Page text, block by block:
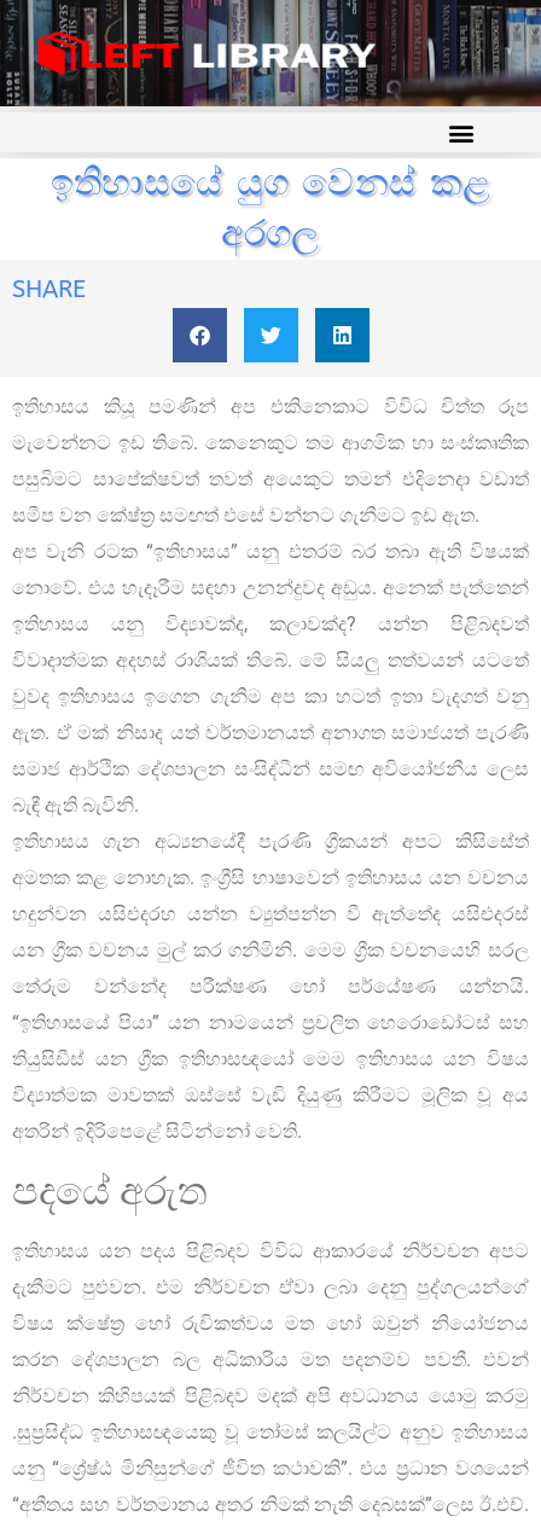
ඉතිහාසයේ යුග වෙනස් කළ
අරගල
SHARE
ඉතිහාසය කියූ පමණින් අප එකිනෙකාට විවිධ චිත්ත රූප
මැවෙන්නට ඉඩ තිබේ. කෙනෙකුට තම ආගමික හා සංස්කෘතික
පසුබිමට සාපේක්ෂවත් තවත් අයෙකුට තමන් එදිනෙදා වඩාත්
සමීප වන කේෂ්ත්‍ර සමඟත් එසේ වන්නට ගැනීමට ඉඩ ඇත.
අප වැනි රටක “ඉතිහාසය” යනු එතරම් බර තබා ඇති විෂයක්
නොවේ. එය හැදෑරීම සඳහා උනන්දුවද අඩුය. අනෙක් පැත්තෙන්
ඉතිහාසය යනු විද්‍යාවක්ද, කලාවක්ද? යන්න පිළිබදවත්
විවාදාත්මක අදහස් රාශියක් තිබේ. මේ සියලු තත්වයන් යටතේ
වුවද ඉතිහාසය ඉගෙන ගැනීම අප කා හටත් ඉතා වැදගත් වනු
ඇත. ඒ මක් නිසාද යත් වර්තමානයත් අනාගත සමාජයත් පැරණි
සමාජ ආර්ථික දේශපාලන සංසිද්ධීන් සමඟ අවියෝජනීය ලෙස
බැඳී ඇති බැවිනි.
ඉතිහාසය ගැන අධ්‍යනයේදී පැරණි ග්‍රීකයන් අපට කිසිසේත්
අමතක කළ නොහැක. ඉංග්‍රීසි භාෂාවෙන් ඉතිහාසය යන වචනය
හදුන්වන යසිඑදරහ යන්න ව්‍යුත්පන්න වී ඇත්තේද යසිඑදරස්
යන ග්‍රීක වචනය මුල් කර ගනිමිනි. මෙම ග්‍රීක වචනයෙහි සරල
තේරුම වන්නේද පරීක්ෂණ හෝ පර්යේෂණ යන්නයි.
“ඉතිහාසයේ පියා” යන නාමයෙන් ප්‍රචලිත හෙරොඩෝටස් සහ
තියුසිඩීස් යන ග්‍රීක ඉතිහාසඥයෝ මෙම ඉතිහාසය යන විෂය
විද්‍යාත්මක මාවතක් ඔස්සේ වැඩි දියුණු කිරීමට මූලික වූ අය
අතරින් ඉදිරිපෙළේ සිටින්නෝ වෙති.
පදයේ අරුත
ඉතිහාසය යන පදය පිළිබදව විවිධ ආකාරයේ නිර්වචන අපට
දැකීමට පුළුවන. එම නිර්වචන ඒවා ලබා දෙනු පුද්ගලයන්ගේ
විෂය ක්ෂේත්‍ර හෝ රුචිකත්වය මත හෝ ඔවුන් නියෝජනය
කරන දේශපාලන බල අධිකාරිය මත පදනම්ව පවතී. එවන්
නිර්වචන කිහිපයක් පිළිබදව මදක් අපි අවධානය යොමු කරමු
.සුප්‍රසිද්ධ ඉතිහාසඥයෙකු වූ තෝමස් කලයිල්ට අනුව ඉතිහාසය
යනු “ශ්‍රේෂ්ඨ මිනිසුන්ගේ ජීවිත කථාවකි”. එය ප්‍රධාන වශයෙන්
“අතීතය සහ වර්තමානය අතර නිමක් නැති දෙබසක්”ලෙස ඊ.එච්.